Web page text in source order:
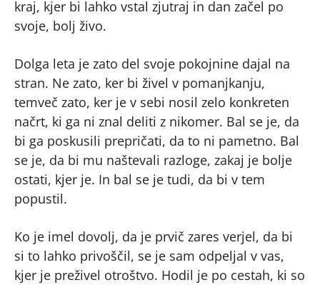
kraj, kjer bi lahko vstal zjutraj in dan začel po
svoje, bolj živo.
Dolga leta je zato del svoje pokojnine dajal na
stran. Ne zato, ker bi živel v pomanjkanju,
temveč zato, ker je v sebi nosil zelo konkreten
načrt, ki ga ni znal deliti z nikomer. Bal se je, da
bi ga poskusili prepričati, da to ni pametno. Bal
se je, da bi mu naštevali razloge, zakaj je bolje
ostati, kjer je. In bal se je tudi, da bi v tem
popustil.
Ko je imel dovolj, da je prvič zares verjel, da bi
si to lahko privoščil, se je sam odpeljal v vas,
kjer je preživel otroštvo. Hodil je po cestah, ki so